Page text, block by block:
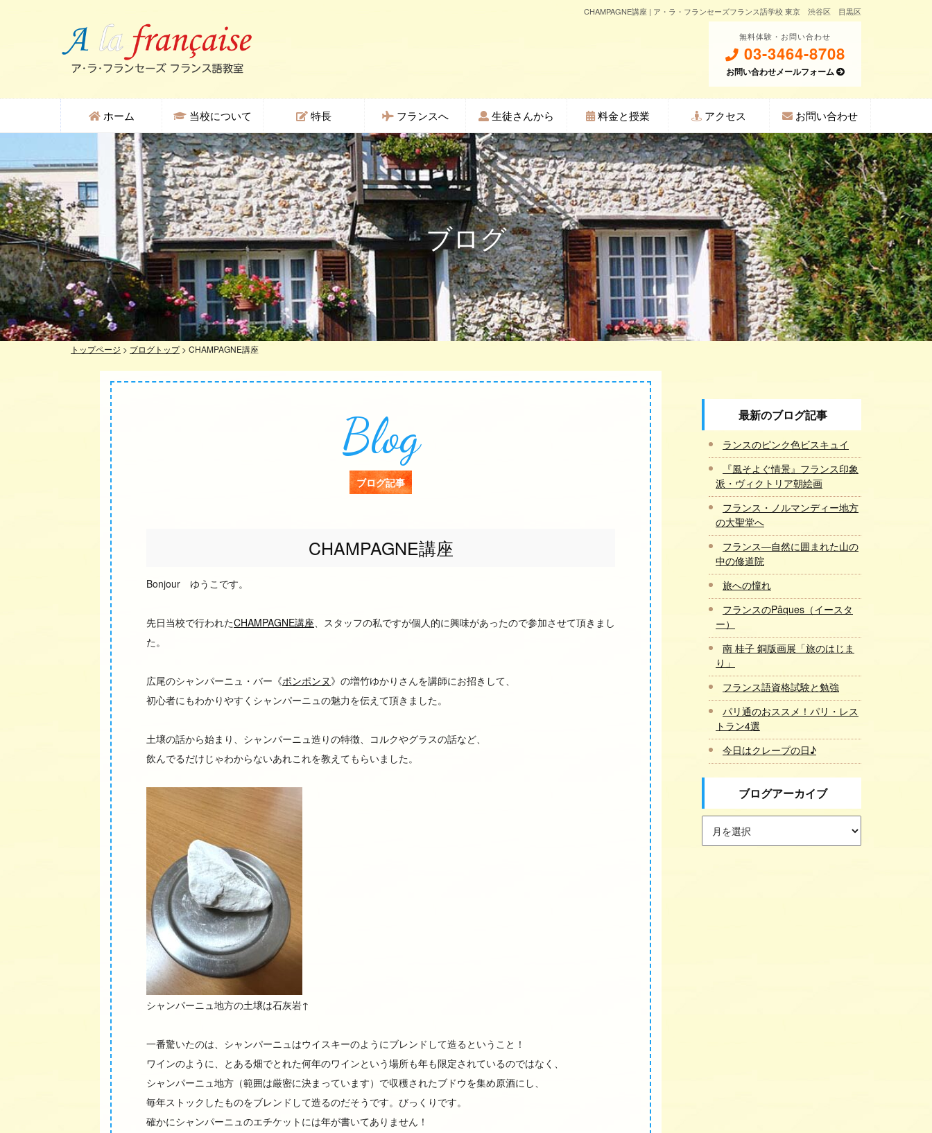
CHAMPAGNE講座 | ア・ラ・フランセーズフランス語学校 東京 渋谷区 目黒区
無料体験・お問い合わせ
03-3464-8708
お問い合わせメールフォーム
ホーム 当校について 特長 フランスへ 生徒さんから 料金と授業 アクセス お問い合わせ
ブログ
トップページ > ブログトップ> CHAMPAGNE講座
Blog
ブログ記事
CHAMPAGNE講座
Bonjour ゆうこです。
先日当校で行われたCHAMPAGNE講座、スタッフの私ですが個人的に興味があったので参加させて頂きまし
た。
広尾のシャンパーニュ・バー《ポンポンヌ 》の増竹ゆかりさんを講師にお招きして、
初心者にもわかりやすくシャンパーニュの魅力を伝えて頂きました。
土壌の話から始まり、シャンパーニュ造りの特徴、コルクやグラスの話など、
飲んでるだけじゃわからないあれこれを教えてもらいました。
シャンパーニュ地方の土壌は石灰岩↑
一番驚いたのは、シャンパーニュはウイスキーのようにブレンドして造るということ！
ワインのように、とある畑でとれた何年のワインという場所も年も限定されているのではなく、
シャンパーニュ地方（範囲は厳密に決まっています）で収穫されたブドウを集め原酒にし、
毎年ストックしたものをブレンドして造るのだそうです。びっくりです。
確かにシャンパーニュのエチケットには年が書いてありません！
最新のブログ記事
ランスのピンク色ビスキュイ
『風そよぐ情景』フランス印象
派・ヴィクトリア朝絵画
フランス・ノルマンディー地方
の大聖堂へ
フランス―自然に囲まれた山の
中の修道院
旅への憧れ
フランスのPâques（イースタ
ー）
南 桂子 銅版画展「旅のはじま
り」
フランス語資格試験と勉強
パリ通のおススメ！パリ・レス
トラン4選
今日はクレープの日♪
ブログアーカイブ